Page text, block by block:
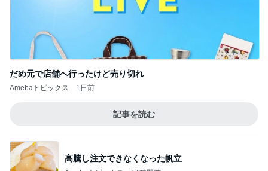
だめ元で店舗へ行ったけど売り切れ
Amebaトピックス 1日前
記事を読む
高騰し注文できなくなった帆立